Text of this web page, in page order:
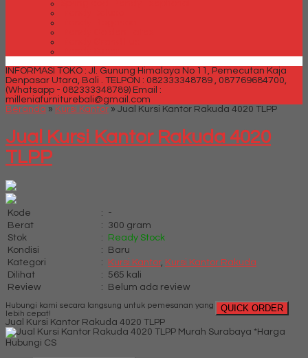
INFORMASI TOKO : Jl. Gunung Himalaya No 11, Pemecutan Kaja
Denpasar Utara, Bali . TELPON : 082333348789 , 087769684700,
(Whatsapp - 082333348789) Email :
milleniafurniturebali@gmail.com
Beranda » Kursi Kantor » Jual Kursi Kantor Rakuda 4020 TLPP
Jual Kursi Kantor Rakuda 4020
TLPP
Kode :
-
Berat
:
300 gram
Stok
:
Ready Stock
Kondisi
:
Baru
Kategori
: Kursi Kantor, Kursi Kantor Rakuda
Dilihat
:
565 kali
Review
: Belum ada review
QUICK ORDER
Hubungi kami secara langsung untuk pemesanan yang
lebih cepat!
Jual Kursi Kantor Rakuda 4020 TLPP
*Harga
Hubungi CS